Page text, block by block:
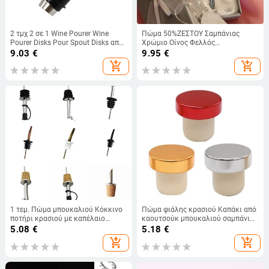
2 τμχ 2 σε 1 Wine Pourer Wine
Pourer Disks Pour Spout Disks από
ανοξείδωτο χάλυβα Pourer
κρασιού Επαναχρησιμοποιήσιμα
πώματα κρασιού Wine Spout
9.03 €
add_shopping_cart
Πώμα 50%ΖΕΣΤΟΥ Σαμπάνιας
Χρώμιο Οίνος Φελλός
Κρυστάλλινο Δώρο Γάμου Δώρο
Γάμου Δεξίωση Πώμα κρασιού
Pour Wine
9.95 €
add_shopping_cart
1 τεμ. Πώμα μπουκαλιού Κόκκινο
ποτήρι κρασιού με καπέλαιο
σαμπάνιας μπουκάλι ξύλινο βύσμα
Keep Wine Freash Black Lid Pourers
Bar Party Supplies
5.08 €
add_shopping_cart
Πώμα φιάλης κρασιού Καπάκι από
καουτσούκ μπουκαλιού σαμπάνιας
σε σχήμα Τ Σφράγιση μπουκαλιού
επαναχρησιμοποιήσιμο μπουκάλι
5.18 €
add_shopping_cart